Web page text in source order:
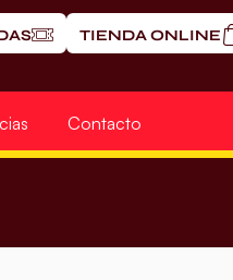
TIENDA ONLINE
Contacto